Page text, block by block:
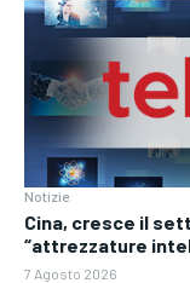
Notizie
Cina, cresce il
“attrezzature
7 Agosto 2026